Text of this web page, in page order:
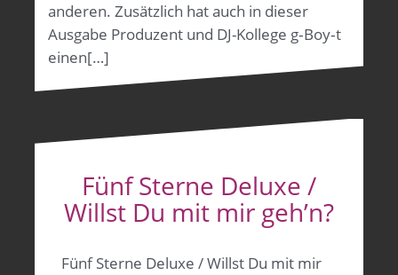
anderen. Zusätzlich hat auch in dieser
Ausgabe Produzent und DJ-Kollege g‑Boy‑t
einen[…]
Fünf Sterne Deluxe /
Willst Du mit mir geh’n?
Fünf Sterne Deluxe / Willst Du mit mir